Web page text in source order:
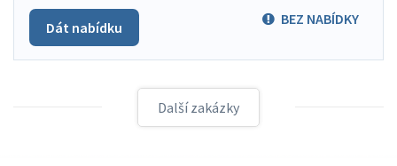
BEZ NABÍDKY
Dát nabídku
Další zakázky